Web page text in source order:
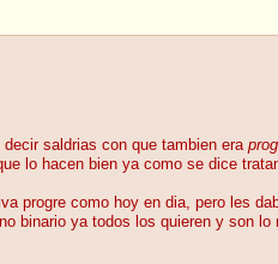
saldrias con que tambien era
lo hacen bien ya como se dice
progre como hoy en dia, pero les
binario ya todos los quieren y son lo